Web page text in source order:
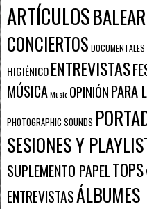
ARTÍCULOS
CONCIERTOS DOCUMENTALES
HIGIÉNICOENTREVISTAS
MÚSICAMusic OPINIÓNPARA
PHOTOGRAPHIC SOUNDS
SESIONES Y
SUPLEMENTO PAPELTOPS
ENTREVISTASÁLBUMES